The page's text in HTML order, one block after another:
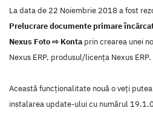
La data de 22 Noiembrie 2018 a fost
Prelucrare documente primare
Nexus Foto ⇨ Konta prin crearea unei
Nexus ERP, produsul/licenţa Nexus ERP.
Această funcţionalitate nouă o veţi
instalarea update-ului cu numărul